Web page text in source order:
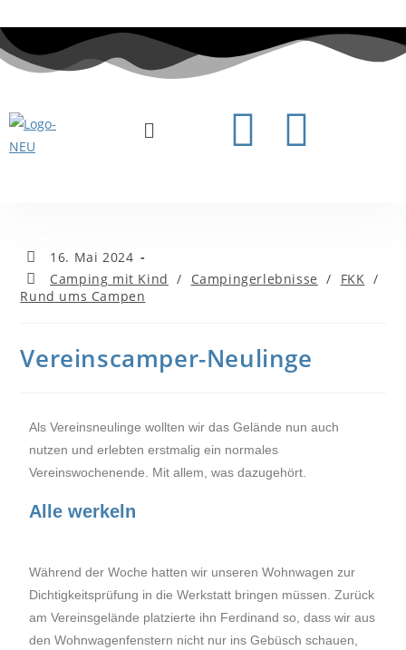
16. Mai 2024
Camping mit Kind
/ Campingerlebnisse / FKK /
Rund ums Campen
Vereinscamper-Neulinge
Als Vereinsneulinge wollten wir das Gelände nun auch
nutzen und erlebten erstmalig ein normales
Vereinswochenende. Mit allem, was dazugehört.
Alle werkeln
Während der Woche hatten wir unseren Wohnwagen zur
Dichtigkeitsprüfung in die Werkstatt bringen müssen. Zurück
am Vereinsgelände platzierte ihn Ferdinand so, dass wir aus
den Wohnwagenfenstern nicht nur ins Gebüsch schauen,